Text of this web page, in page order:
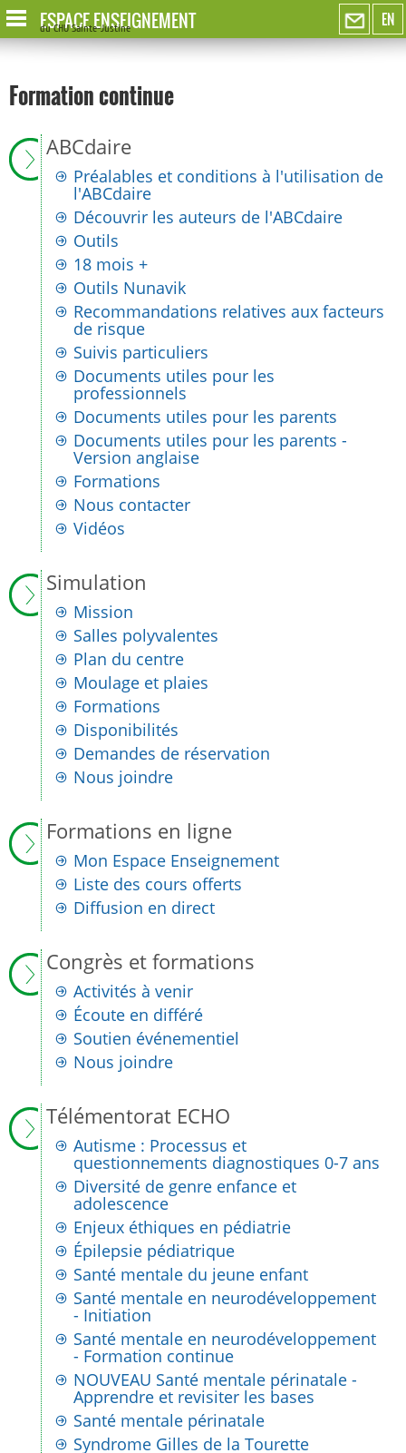
EN
ESPACE ENSEIGNEMENT
du CHU Sainte-Justine
Formation continue
ABCdaire
Préalables et conditions à l'utilisation de
l'ABCdaire
Découvrir les auteurs de l'ABCdaire
Outils
18 mois +
Outils Nunavik
Recommandations relatives aux facteurs
de risque
Suivis particuliers
Documents utiles pour les
professionnels
Documents utiles pour les parents
Documents utiles pour les parents -
Version anglaise
Formations
Nous contacter
Vidéos
Simulation
Mission
Salles polyvalentes
Plan du centre
Moulage et plaies
Formations
Disponibilités
Demandes de réservation
Nous joindre
Formations en ligne
Mon Espace Enseignement
Liste des cours offerts
Diffusion en direct
Congrès et formations
Activités à venir
Écoute en différé
Soutien événementiel
Nous joindre
Télémentorat ECHO
Autisme : Processus et
questionnements diagnostiques 0-7 ans
Diversité de genre enfance et
adolescence
Enjeux éthiques en pédiatrie
Épilepsie pédiatrique
Santé mentale du jeune enfant
Santé mentale en neurodéveloppement
- Initiation
Santé mentale en neurodéveloppement
- Formation continue
NOUVEAU Santé mentale périnatale -
Apprendre et revisiter les bases
Santé mentale périnatale
Syndrome Gilles de la Tourette